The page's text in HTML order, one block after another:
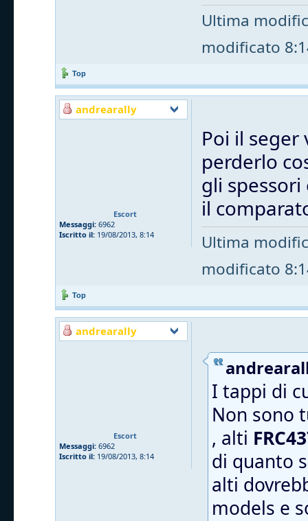
Ultima
modificato
Top
andrearally
Escort
Messaggi: 6962
Iscritto il: 19/08/2013, 8:14
Poi il
perderlo
gli
il
Ultima
modificato
Top
andrearally
Escort
Messaggi: 6962
Iscritto il: 19/08/2013, 8:14
I tappi di
Non sono
, alti
di quanto
alti
models e